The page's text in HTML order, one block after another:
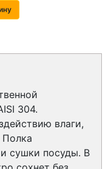
304.
влаги,
Полка
сушки посуды. В